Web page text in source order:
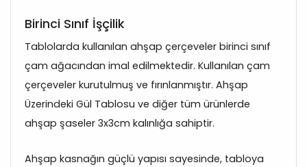
Birinci Sınıf İşçilik
Tablolarda kullanılan ahşap çerçeveler birinci sınıf
çam ağacından imal edilmektedir. Kullanılan çam
çerçeveler kurutulmuş ve fırınlanmıştır. Ahşap
Üzerindeki Gül Tablosu ve diğer tüm ürünlerde
ahşap şaseler 3x3cm kalınlığa sahiptir.
Ahşap kasnağın güçlü yapısı sayesinde, tabloya